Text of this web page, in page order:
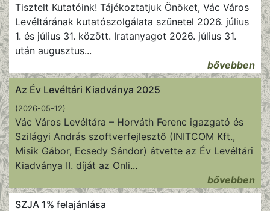
Tisztelt Kutatóink! Tájékoztatjuk Önöket, Vác Város
Levéltárának kutatószolgálata szünetel 2026. július
1. és július 31. között. Iratanyagot 2026. július 31.
után augusztus...
bővebben
Az Év Levéltári Kiadványa 2025
(2026-05-12)
Vác Város Levéltára – Horváth Ferenc igazgató és
Szilágyi András szoftverfejlesztő (INITCOM Kft.,
Misik Gábor, Ecsedy Sándor) átvette az Év Levéltári
Kiadványa II. díját az Onli...
bővebben
SZJA 1% felajánlása